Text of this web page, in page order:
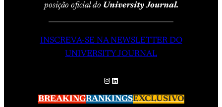
posição oficial do University Journal.
INSCREVA-SE NA NEWSLETTER DO
UNIVERSITY JOURNAL
Instagram
LinkedIn
BREAKINGRANKINGSEXCLUSIVO